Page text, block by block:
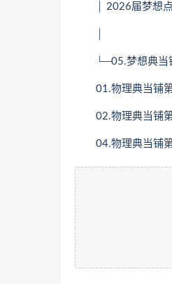
│ 2026届梦想点
└─05.梦想典当
01.物理典当铺第
02.物理典当铺第
04.物理典当铺第